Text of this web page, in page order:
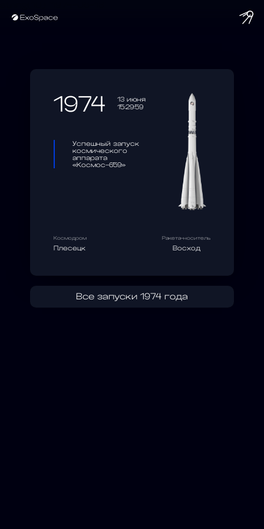
1974
13 июня
15:29:59
Успешный запуск
космического
аппарата
«Космос-659»
Космодром
Плесецк
Ракета-носитель
Восход
Все запуски 1974 года